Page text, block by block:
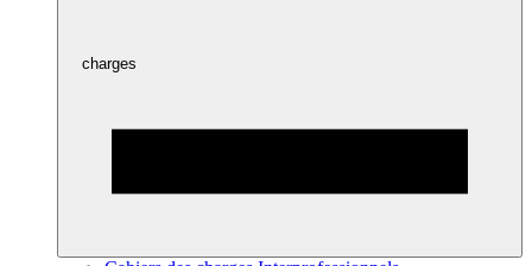
charges